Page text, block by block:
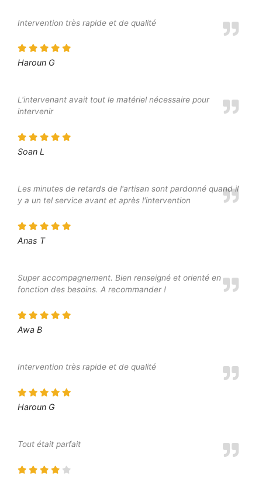
Intervention très rapide et de qualité
Haroun G
L'intervenant avait tout le matériel nécessaire pour
intervenir
Soan L
Les minutes de retards de l'artisan sont pardonné quand il
y a un tel service avant et après l'intervention
Anas T
Super accompagnement. Bien renseigné et orienté en
fonction des besoins. A recommander !
Awa B
Intervention très rapide et de qualité
Haroun G
Tout était parfait